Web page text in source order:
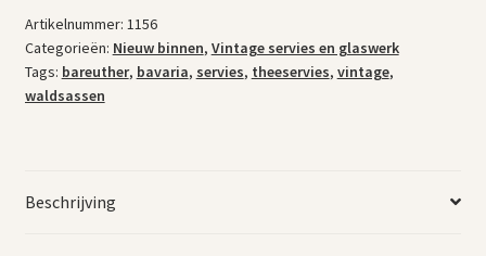
Bavaria
aantal
Artikelnummer: 1156
Categorieën: Nieuw binnen, Vintage servies en glaswerk
Tags: bareuther, bavaria, servies, theeservies, vintage,
waldsassen
Beschrijving